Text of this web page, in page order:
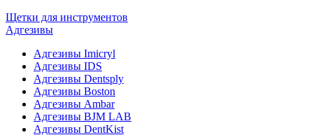
Щетки для инструментов
Адгезивы
Адгезивы Imicryl
Адгезивы IDS
Адгезивы Dentsply
Адгезивы Boston
Адгезивы Ambar
Адгезивы BJM LAB
Адгезивы DentKist